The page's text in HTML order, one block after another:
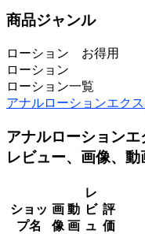
商品ジャンル
ローション お得用
ローション
ローション一覧
アナルローションエク
アナルローション
レビュー、画像、
ショッ
プ名
画
像
動
画
レ
ビ
ュ
評
価